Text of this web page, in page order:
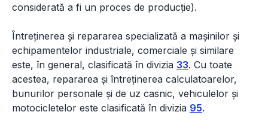
considerată a fi un proces de producție).
Întreținerea și repararea specializată a mașinilor și
echipamentelor industriale, comerciale și similare
este, în general, clasificată în divizia 33. Cu toate
acestea, repararea și întreținerea calculatoarelor,
bunurilor personale și de uz casnic, vehiculelor și
motocicletelor este clasificată în divizia 95.